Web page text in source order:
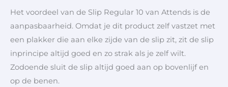
Het voordeel van de Slip Regular 10 van Attends is de
aanpasbaarheid. Omdat je dit product zelf vastzet met
een plakker die aan elke zijde van de slip zit, zit de slip
inprincipe altijd goed en zo strak als je zelf wilt.
Zodoende sluit de slip altijd goed aan op bovenlijf en
op de benen.